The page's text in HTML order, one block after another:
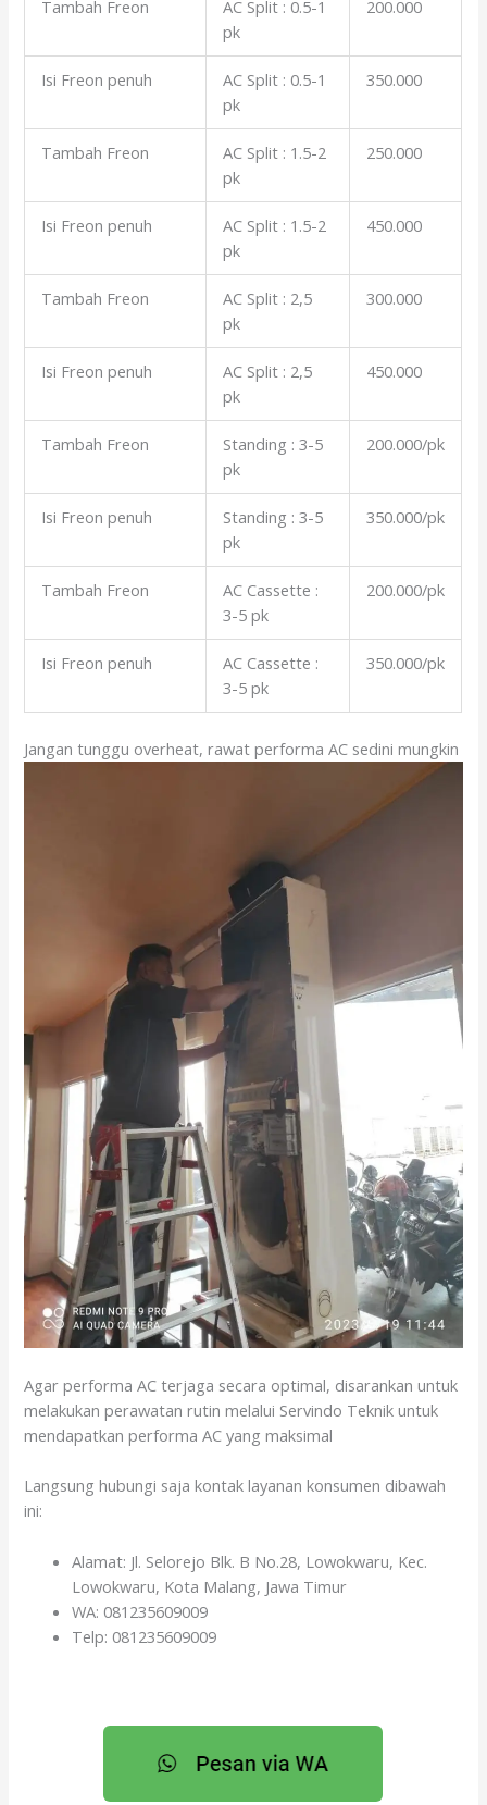
Tambah Freon
AC Split : 0.5-1
pk
200.000
Isi Freon penuh
AC Split : 0.5-1
pk
350.000
Tambah Freon
AC Split : 1.5-2
pk
250.000
Isi Freon penuh
AC Split : 1.5-2
pk
450.000
Tambah Freon
AC Split : 2,5
pk
300.000
Isi Freon penuh
AC Split : 2,5
pk
450.000
Tambah Freon
Standing : 3-5
pk
200.000/pk
Isi Freon penuh
Standing : 3-5
pk
350.000/pk
Tambah Freon
AC Cassette :
3-5 pk
200.000/pk
Isi Freon penuh
AC Cassette :
3-5 pk
350.000/pk
Jangan tunggu overheat, rawat performa AC sedini mungkin
Agar performa AC terjaga secara optimal, disarankan untuk
melakukan perawatan rutin melalui Servindo Teknik untuk
mendapatkan performa AC yang maksimal
Langsung hubungi saja kontak layanan konsumen dibawah
ini:
Alamat: Jl. Selorejo Blk. B No.28, Lowokwaru, Kec.
Lowokwaru, Kota Malang, Jawa Timur
WA: 081235609009
Telp: 081235609009